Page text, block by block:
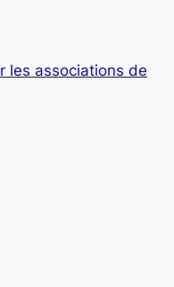
les associations de